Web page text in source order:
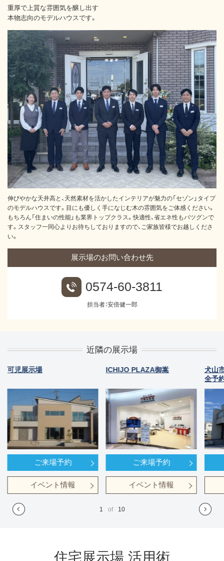
重厚で上質な雰囲気を醸し出す
本物志向のモデルハウスです。
伸びやかな天井高と、天然素材を活かしたインテリアが魅力の「セゾン」タイプ
のモデルハウスです。目にも優しく手になじむ木の雰囲気をご体感ください。
もちろん「住まいの性能」も業界トップクラス。快適性、省エネ性もバツグンで
す。スタッフ一同心よりお待ちしておりますので、ご家族皆様でお越しくださ
い。
展示場のお問い合わせ先
0574-60-3811
担当者：安倍健一郎
近隣の展示場
可児展示場
ご来場予約
イベント情報
ICHIJO PLAZA御嵩
ご来場予約
イベント情報
犬山
全予
1 of 10
住宅展示場 活用術